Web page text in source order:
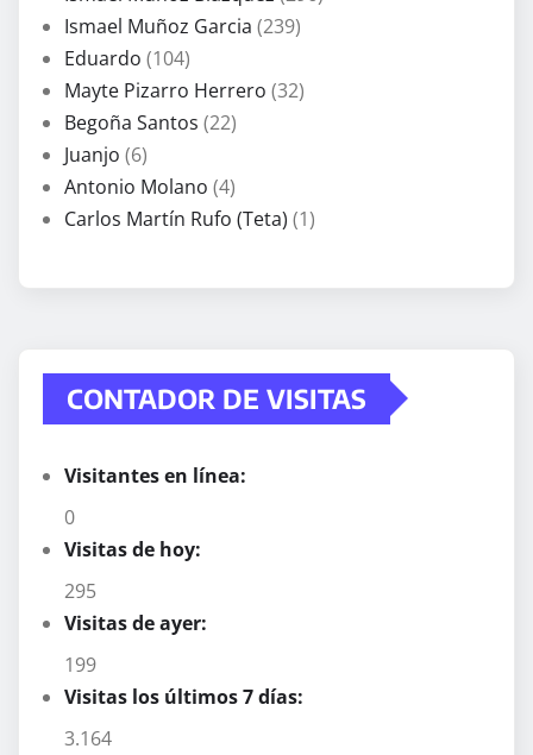
Ismael Muñoz Garcia (239)
Eduardo (104)
Mayte Pizarro Herrero (32)
Begoña Santos (22)
Juanjo (6)
Antonio Molano (4)
Carlos Martín Rufo (Teta) (1)
CONTADOR DE VISITAS
Visitantes en línea:
0
Visitas de hoy:
295
Visitas de ayer:
199
Visitas los últimos 7 días:
3.164